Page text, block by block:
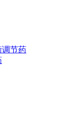
调节药